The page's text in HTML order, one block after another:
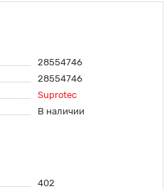
28554746
28554746
Suprotec
В наличии
402